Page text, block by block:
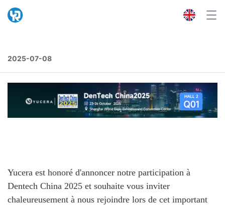
2025-07-08
Yucera est honoré d'annoncer notre participation à
Dentech China 2025 et souhaite vous inviter
chaleureusement à nous rejoindre lors de cet important